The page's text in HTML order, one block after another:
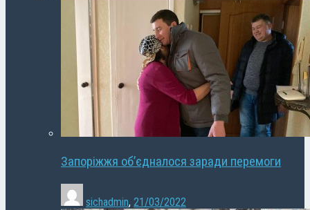
Запоріжжя об’єдналося заради перемоги
sichadmin, 21/03/2022